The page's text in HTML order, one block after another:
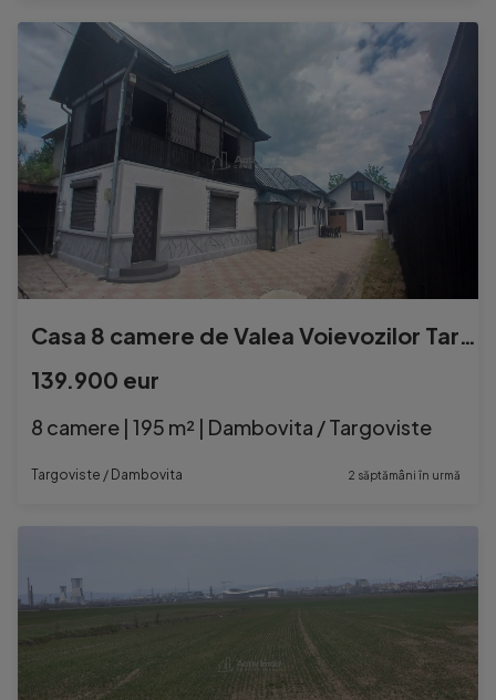
Casa 8 camere de Valea Voievozilor Targoviste 653mp teren
139.900 eur
8 camere | 195 m² | Dambovita / Targoviste
Targoviste / Dambovita 2 săptămâni în urmă